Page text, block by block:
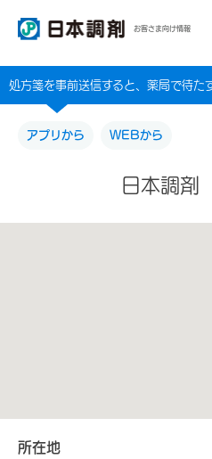
お客さま向け情報
処方箋を事前送信すると、薬局で待た
アプリから WEBから
日本調
所在地